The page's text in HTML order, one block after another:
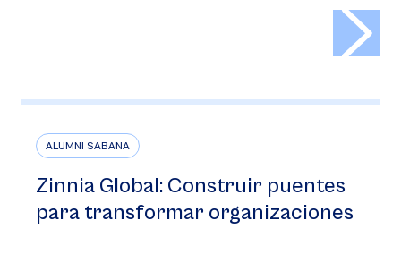
ALUMNI SABANA
Zinnia Global: Construir puentes
para transformar organizaciones